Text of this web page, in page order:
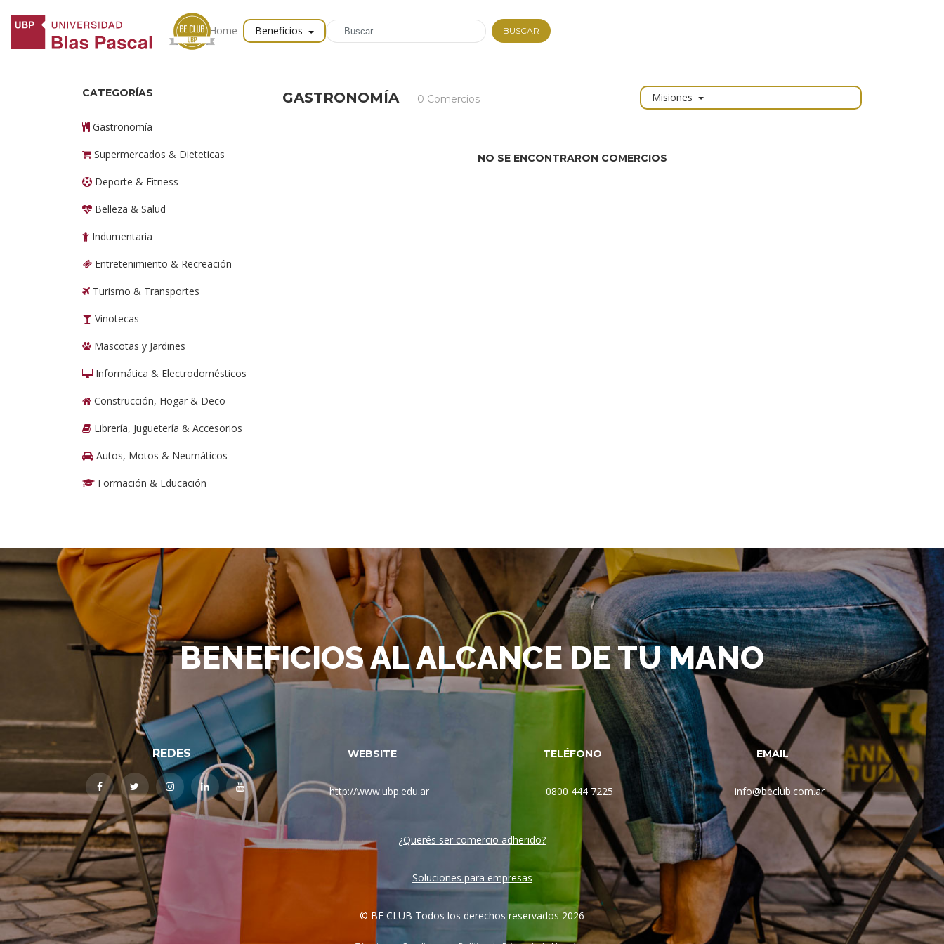
Home Beneficios BUSCAR
CATEGORÍAS
Gastronomía
Supermercados & Dieteticas
Deporte & Fitness
Belleza & Salud
Indumentaria
Entretenimiento & Recreación
Turismo & Transportes
Vinotecas
Mascotas y Jardines
Informática & Electrodomésticos
Construcción, Hogar & Deco
Librería, Juguetería & Accesorios
Autos, Motos & Neumáticos
Formación & Educación
GASTRONOMÍA 0 Comercios Misiones
NO SE ENCONTRARON COMERCIOS
BENEFICIOS AL ALCANCE DE TU MANO
REDES WEBSITE
http://www.ubp.edu.ar
TELÉFONO
0800 444 7225
EMAIL
info@beclub.com.ar
¿Querés ser comercio adherido?
Soluciones para empresas
© BE CLUB Todos los derechos reservados 2026